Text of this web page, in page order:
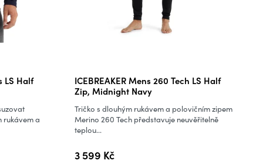
LS Half
rukávem a
ICEBREAKER Mens 260 Tech LS Half
Zip, Midnight Navy
3 599 Kč
Tričko s dlouhým rukávem a polovičním zipem
Merino 260 Tech představuje neuvěřitelně
teplou...